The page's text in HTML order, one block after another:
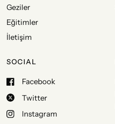
Geziler
Eğitimler
İletişim
SOCIAL
Facebook
Twitter
Instagram